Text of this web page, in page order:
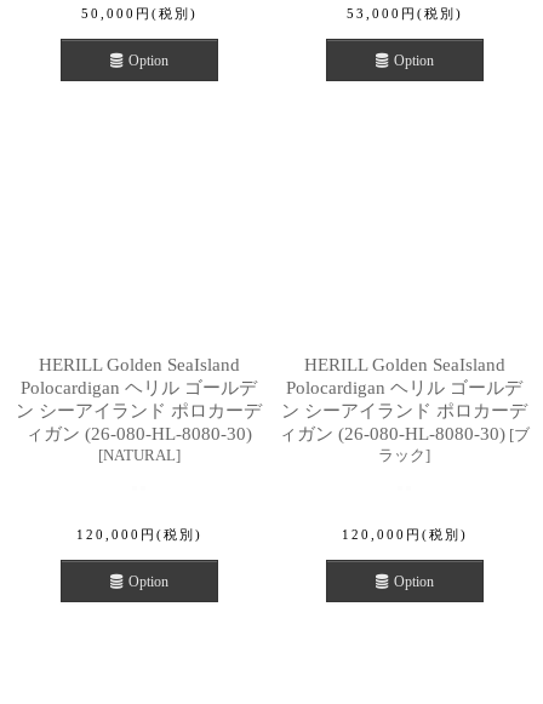
50,000 円 (税別)
Option
53,000 円 (税別)
Option
HERILL Golden SeaIsland
Polocardigan ヘリル ゴールデ
ン シーアイランド ポロカーデ
ィガン (26-080-HL-8080-30)
[NATURAL]
120,000 円 (税別)
Option
HERILL Golden SeaIsland
Polocardigan ヘリル ゴールデ
ン シーアイランド ポロカーデ
ィガン (26-080-HL-8080-30) [ブ
ラック]
120,000 円 (税別)
Option